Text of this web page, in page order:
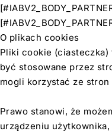
O plikach cookies
Pliki cookie (ciasteczka)
być stosowane przez
mogli korzystać ze
Prawo stanowi, że
urządzeniu